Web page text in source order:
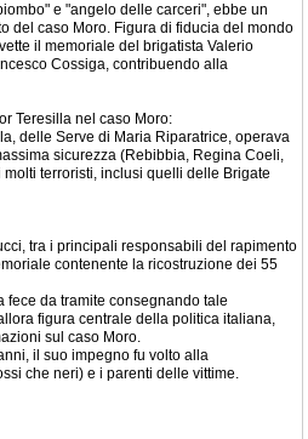
e "angelo delle carceri", ebbe un
del caso Moro. Figura di fiducia del mondo
il memoriale del brigatista Valerio
Cossiga, contribuendo alla
Teresilla nel caso Moro:
delle Serve di Maria Riparatrice, operava
sicurezza (Rebibbia, Regina Coeli,
terroristi, inclusi quelli delle Brigate
tra i principali responsabili del rapimento
contenente la ricostruzione dei 55
fece da tramite consegnando tale
figura centrale della politica italiana,
sul caso Moro.
il suo impegno fu volto alla
che neri) e i parenti delle vittime.